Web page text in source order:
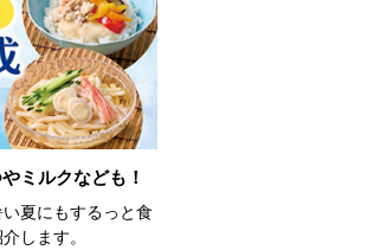
ミルクなども！
夏にもするっと食
します。